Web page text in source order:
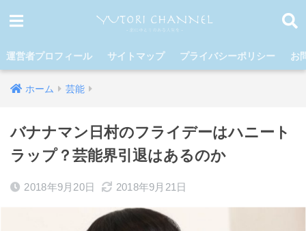
運営者プロフィール サイトマップ プライバシーポリシー お
ホーム 芸能
バナナマン日村のフライデーはハニート
ラップ？芸能界引退はあるのか
2018年9月20日 2018年9月21日